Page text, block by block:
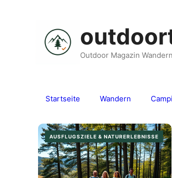
Outdoor Magazin
Startseite Wandern
AUSFLUGSZIELE & NATURERLEBNISSE